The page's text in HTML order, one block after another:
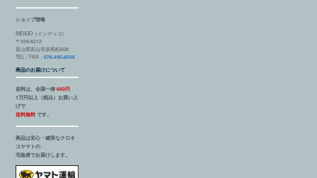
ショップ情報
INDIGO（インディゴ）
〒939-8212
富山県富山市掛尾町608
TEL / FAX：076-495-8560
商品のお届けについて
送料は、全国一律660円
1万円以上（税込）お買い上
げで
送料無料 です。
商品は安心・確実なクロネ
コヤマトの
宅急便でお届けします。